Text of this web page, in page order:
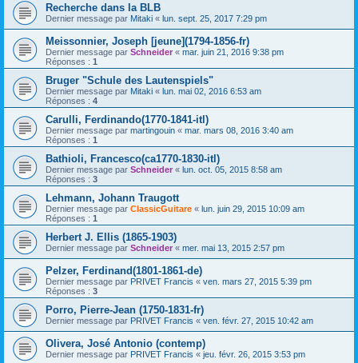
Recherche dans la BLB
Dernier message par Mitaki « lun. sept. 25, 2017 7:29 pm
Meissonnier, Joseph [jeune](1794-1856-fr)
Dernier message par Schneider « mar. juin 21, 2016 9:38 pm
Réponses : 1
Bruger "Schule des Lautenspiels"
Dernier message par Mitaki « lun. mai 02, 2016 6:53 am
Réponses : 4
Carulli, Ferdinando(1770-1841-itl)
Dernier message par martingouin « mar. mars 08, 2016 3:40 am
Réponses : 1
Bathioli, Francesco(ca1770-1830-itl)
Dernier message par Schneider « lun. oct. 05, 2015 8:58 am
Réponses : 3
Lehmann, Johann Traugott
Dernier message par ClassicGuitare « lun. juin 29, 2015 10:09 am
Réponses : 1
Herbert J. Ellis (1865-1903)
Dernier message par Schneider « mer. mai 13, 2015 2:57 pm
Pelzer, Ferdinand(1801-1861-de)
Dernier message par PRIVET Francis « ven. mars 27, 2015 5:39 pm
Réponses : 3
Porro, Pierre-Jean (1750-1831-fr)
Dernier message par PRIVET Francis « ven. févr. 27, 2015 10:42 am
Olivera, José Antonio (contemp)
Dernier message par PRIVET Francis « jeu. févr. 26, 2015 3:53 pm